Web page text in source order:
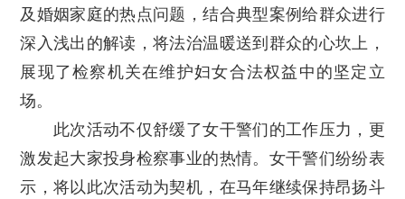
及婚姻家庭的热点问题，结合典型案例给群众进行
深入浅出的解读，将法治温暖送到群众的心坎上，
展现了检察机关在维护妇女合法权益中的坚定立
场。
此次活动不仅舒缓了女干警们的工作压力，更
激发起大家投身检察事业的热情。女干警们纷纷表
示，将以此次活动为契机，在马年继续保持昂扬斗